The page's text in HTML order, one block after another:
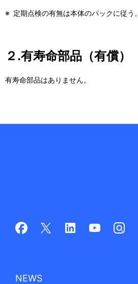
※ 定期点検の有無は本体のパックに従う。
２.有寿命部品（有償）
有寿命部品はありません。
NEWS